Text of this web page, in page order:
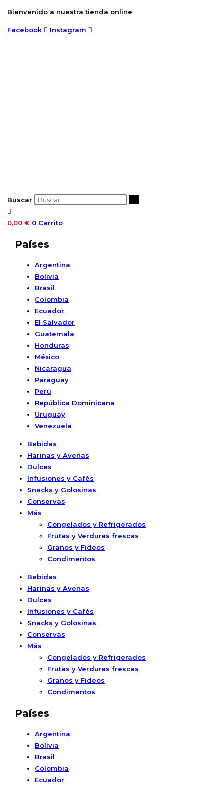
contenido
Bienvenido a nuestra tienda online
Facebook Instagram
Buscar
0,00 € 0 Carrito
Países
Argentina
Bolivia
Brasil
Colombia
Ecuador
El Salvador
Guatemala
Honduras
México
Nicaragua
Paraguay
Perú
República Dominicana
Uruguay
Venezuela
Bebidas
Harinas y Avenas
Dulces
Infusiones y Cafés
Snacks y Golosinas
Conservas
Más
Congelados y Refrigerados
Frutas y Verduras frescas
Granos y Fideos
Condimentos
Bebidas
Harinas y Avenas
Dulces
Infusiones y Cafés
Snacks y Golosinas
Conservas
Más
Congelados y Refrigerados
Frutas y Verduras frescas
Granos y Fideos
Condimentos
Países
Argentina
Bolivia
Brasil
Colombia
Ecuador